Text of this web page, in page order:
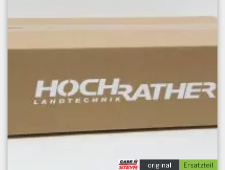
Ersatzteil
original